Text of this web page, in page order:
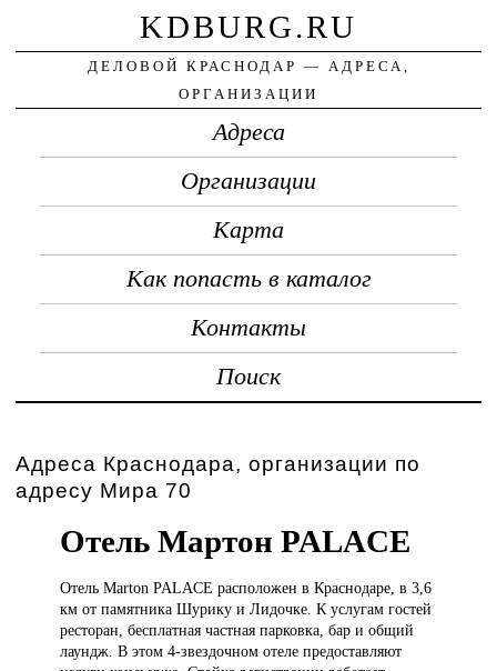
KDBURG.RU
ДЕЛОВОЙ КРАСНОДАР — АДРЕСА,
ОРГАНИЗАЦИИ
Адреса
Организации
Карта
Как попасть в каталог
Контакты
Поиск
Адреса Краснодара, организации по
адресу Мира 70
Отель Мартон PALACE
Отель MartonPALACE расположен в Краснодаре, в 3,6
км от памятника Шурику и Лидочке. К услугам гостей
ресторан, бесплатная частная парковка, бар и общий
лаундж. В этом 4-звездочном отеле предоставляют